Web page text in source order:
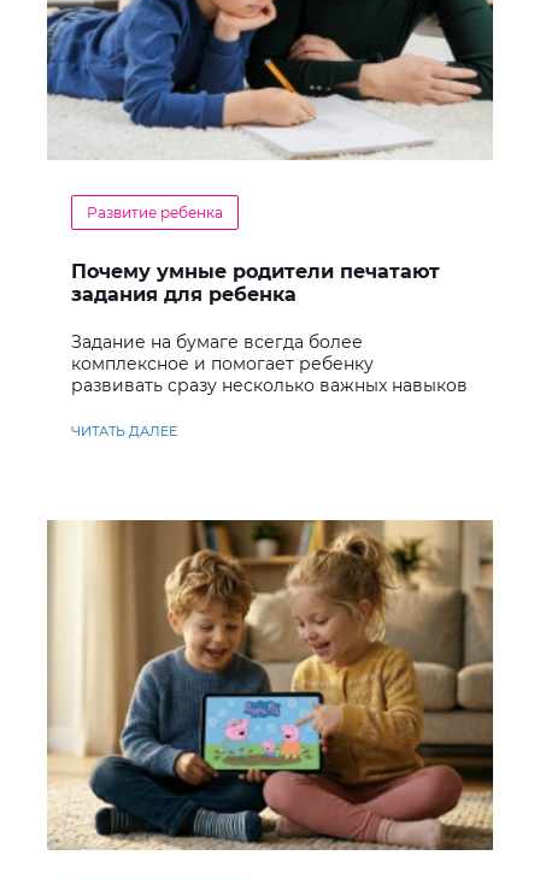
Развитие ребенка
Почему умные родители печатают
задания для ребенка
Задание на бумаге всегда более
комплексное и помогает ребенку
развивать сразу несколько важных навыков
ЧИТАТЬ ДАЛЕЕ